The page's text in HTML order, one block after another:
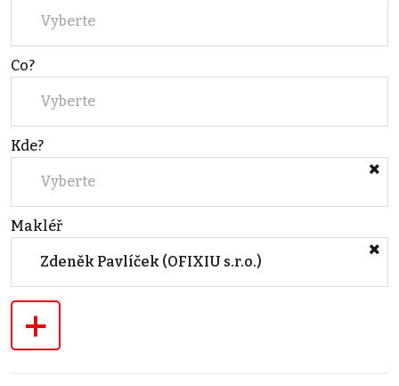
Vyberte
Co?
Vyberte
Kde?
Vyberte
Makléř
Zdeněk Pavlíček (OFIXIU s.r.o.)
+